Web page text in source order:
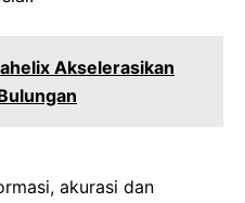
Akselerasikan
akurasi dan